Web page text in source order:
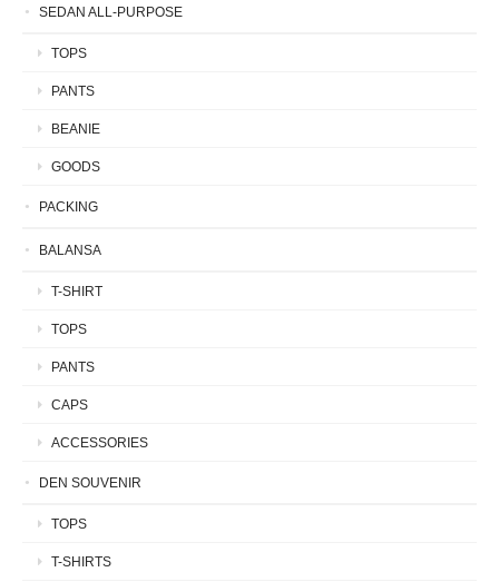
SEDAN ALL-PURPOSE
TOPS
PANTS
BEANIE
GOODS
PACKING
BALANSA
T-SHIRT
TOPS
PANTS
CAPS
ACCESSORIES
DEN SOUVENIR
TOPS
T-SHIRTS